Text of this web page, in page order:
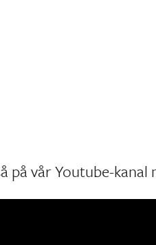
på vår Youtube-